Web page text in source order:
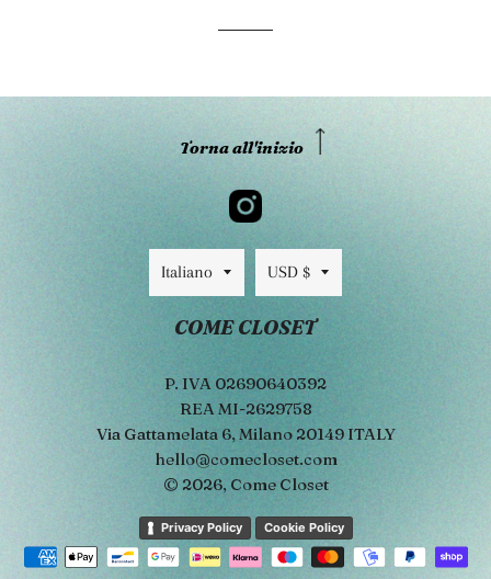
Lingua
Italiano Valuta
USD $
COME CLOSET
P. IVA 02690640392
REA MI-2629758
Via Gattamelata 6, Milano 20149 ITALY
hello@comecloset.com
© 2026, Come Closet
Privacy Policy Cookie Policy
Metodi
di
Torna all'inizio